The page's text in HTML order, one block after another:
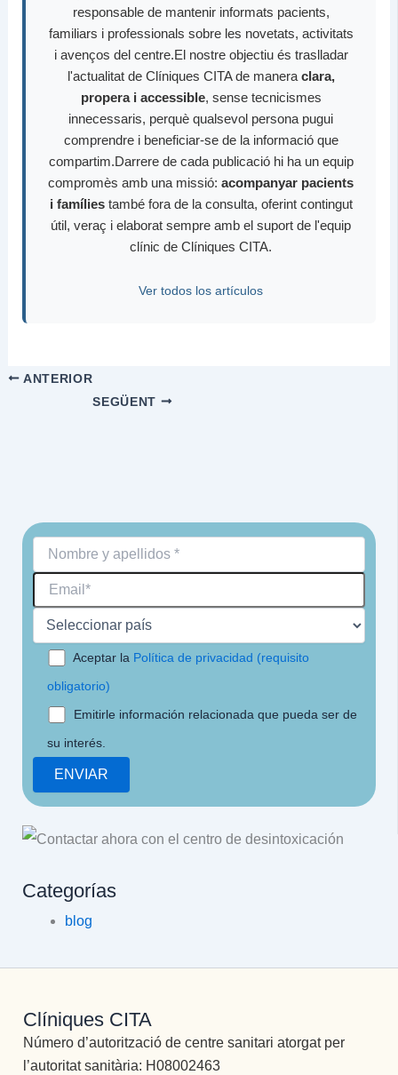
responsable de mantenir informats pacients,
familiars i professionals sobre les novetats, activitats
i avenços del centre.El nostre objectiu és traslladar
l'actualitat de Clíniques CITA de manera clara,
propera i accessible, sense tecnicismes
innecessaris, perquè qualsevol persona pugui
comprendre i beneficiar-se de la informació que
compartim.Darrere de cada publicació hi ha un equip
compromès amb una missió: acompanyar pacients
i famíliestambé fora de la consulta, oferint contingut
útil, veraç i elaborat sempre amb el suport de l'equip
clínic de Clíniques CITA.
Ver todos los artículos
ANTERIOR
SEGÜENT
Aceptar la Política de privacidad (requisito
obligatorio)
Emitirle información relacionada que pueda ser de
su interés.
Categorías
blog
Clíniques CITA
Número d’autorització de centre sanitari atorgat per
l’autoritat sanitària: H08002463